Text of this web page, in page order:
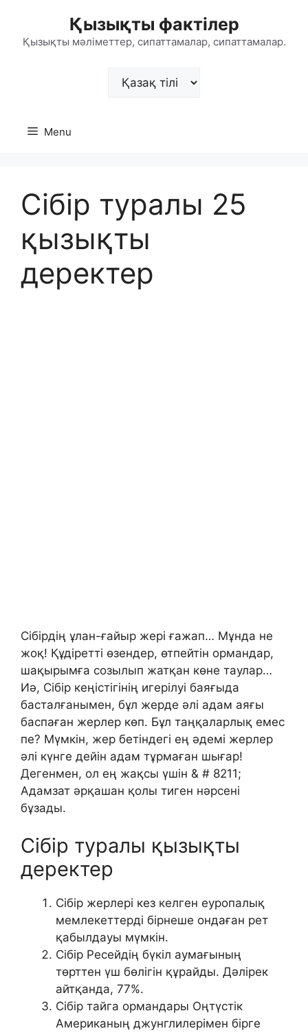
content
Қызықты фактілер
Қызықты мәліметтер, сипаттамалар, сипаттамалар.
Choose
Menu
Сібір туралы 25
қызықты
деректер
Сібірдің ұлан-ғайыр жері ғажап… Мұнда не
жоқ! Құдіретті өзендер, өтпейтін ормандар,
шақырымға созылып жатқан көне таулар…
Иә, Сібір кеңістігінің игерілуі баяғыда
басталғанымен, бұл жерде әлі адам аяғы
баспаған жерлер көп. Бұл таңқаларлық емес
пе? Мүмкін, жер бетіндегі ең әдемі жерлер
әлі күнге дейін адам тұрмаған шығар!
Дегенмен, ол ең жақсы үшін & # 8211;
Адамзат әрқашан қолы тиген нәрсені
бұзады.
Сібір туралы қызықты
деректер
Сібір жерлері кез келген еуропалық
мемлекеттерді бірнеше ондаған рет
қабылдауы мүмкін.
Сібір Ресейдің бүкіл аумағының
төрттен үш бөлігін құрайды. Дәлірек
айтқанда, 77%.
Сібір тайга ормандары Оңтүстік
Американың джунглилерімен бірге